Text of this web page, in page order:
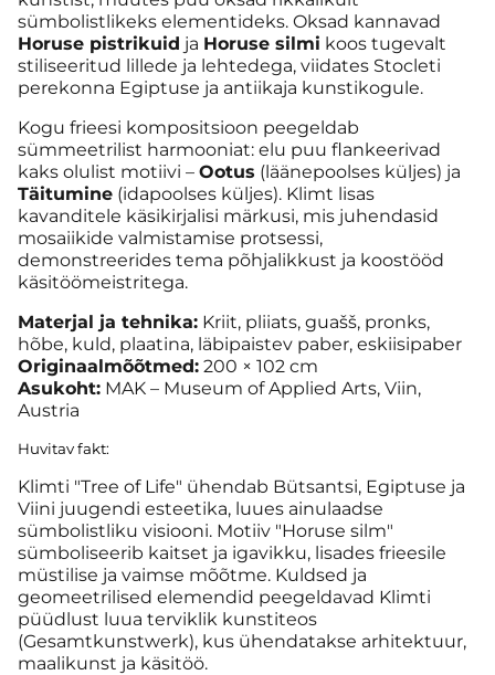
sümbolistlikeks elementideks. Oksad kannavad
Horuse pistrikuid ja Horuse silmi koos tugevalt
stiliseeritud lillede ja lehtedega, viidates Stocleti
perekonna Egiptuse ja antiikaja kunstikogule.
Kogu frieesi kompositsioon peegeldab
sümmeetrilist harmooniat: elu puu flankeerivad
kaks olulist motiivi – Ootus (läänepoolses küljes) ja
Täitumine (idapoolses küljes). Klimt lisas
kavanditele käsikirjalisi märkusi, mis juhendasid
mosaiikide valmistamise protsessi,
demonstreerides tema põhjalikkust ja koostööd
käsitöömeistritega.
Materjal ja tehnika: Kriit, pliiats, guašš, pronks,
hõbe, kuld, plaatina, läbipaistev paber, eskiisipaber
Originaalmõõtmed: 200 × 102 cm
Asukoht: MAK – Museum of Applied Arts, Viin,
Austria
Huvitav fakt:
Klimti "Tree of Life" ühendab Bütsantsi, Egiptuse ja
Viini juugendi esteetika, luues ainulaadse
sümbolistliku visiooni. Motiiv "Horuse silm"
sümboliseerib kaitset ja igavikku, lisades frieesile
müstilise ja vaimse mõõtme. Kuldsed ja
geomeetrilised elemendid peegeldavad Klimti
püüdlust luua terviklik kunstiteos
(Gesamtkunstwerk), kus ühendatakse arhitektuur,
maalikunst ja käsitöö.